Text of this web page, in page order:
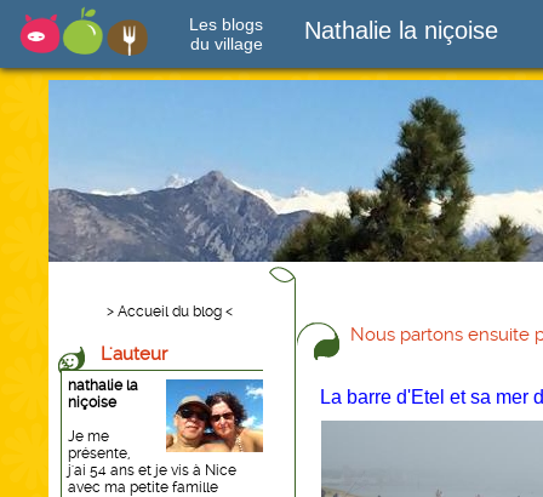
Les blogs
du village
Nathalie la niçoise
> Accueil du blog <
L'auteur
nathalie la
niçoise
Je me
présente,
j'ai 54 ans et je vis à Nice
avec ma petite famille
Nous partons ensuite
La barre d'Etel et sa mer